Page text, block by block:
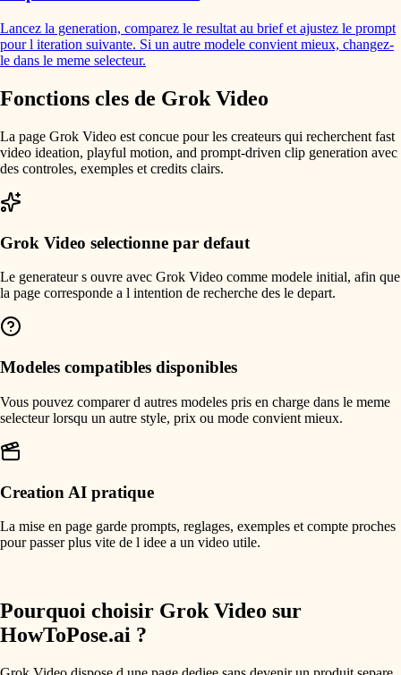
Lancez la generation, comparez le resultat au brief et ajustez le prompt
pour l iteration suivante. Si un autre modele convient mieux, changez-
le dans le meme selecteur.
Fonctions cles de Grok Video
La page Grok Video est concue pour les createurs qui recherchent fast
video ideation, playful motion, and prompt-driven clip generation avec
des controles, exemples et credits clairs.
Grok Video selectionne par defaut
Le generateur s ouvre avec Grok Video comme modele initial, afin que
la page corresponde a l intention de recherche des le depart.
Modeles compatibles disponibles
Vous pouvez comparer d autres modeles pris en charge dans le meme
selecteur lorsqu un autre style, prix ou mode convient mieux.
Creation AI pratique
La mise en page garde prompts, reglages, exemples et compte proches
pour passer plus vite de l idee a un video utile.
Pourquoi choisir Grok Video sur
HowToPose.ai ?